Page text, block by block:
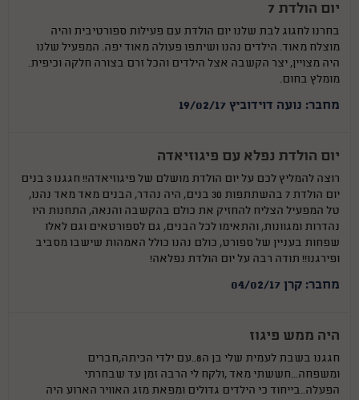
יום הולדת 7
בחרנו לחגוג לבת שלנו יום הולדת עם פעילות ספורטיבית והיה
מוצלח מאוד. הילדים נהנו ושיתפו פעולה מאוד יפה. המפעיל שלנו
היה מצויין, יצר הקשבה אצל הילדים והכל זרם בצורה חלקה וכיפית.
מומלץ בחום.
מחבר: נועה דוידוביץ 19/02/17
יום הולדת נפלא עם פיגוזיאדה
רוצה להמליץ לכם על יום הולדת מושלם של פיגוזיאדה!! חגגנו 3 בנים
יום הולדת 7 בהשתתפות 30 בנים, היה נהדר, הבנים מאד מאד נהנו,
טל המפעיל הצליח להחזיק את כולם בהקשבה והנאה, התחנות היו
נהדרות ומגוונות, והתאימו לכל הבנים, גם לספורטאים וגם לאלו
שפחות בעניין של ספורט, כולם נהנו כולל האמהות שישבו מסביב
ופירגנו!! תודה רבה על יום הולדת נפלאה!
מחבר: קרן 04/02/17
היה ממש פיגוז
חגגנו בשבת לעמית שלי בן ה8..עם ילדי הכיתה,חברים
ומשפחה...חששתי מאד ,ולקח לי הרבה זמן עד שבחרתי
הפעלה..בייחוד כי הילדים גדולים ומפאת מזג האוויר הארוע היה